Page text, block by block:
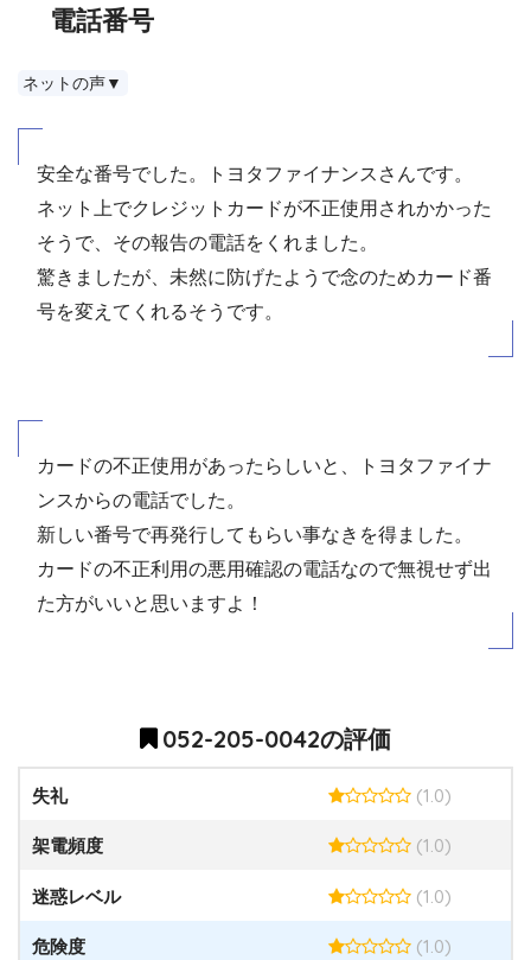
電話番号
ネットの声▼
安全な番号でした。トヨタファイナンスさんです。
ネット上でクレジットカードが不正使用されかかった
そうで、その報告の電話をくれました。
驚きましたが、未然に防げたようで念のためカード番
号を変えてくれるそうです。
カードの不正使用があったらしいと、トヨタファイナ
ンスからの電話でした。
新しい番号で再発行してもらい事なきを得ました。
カードの不正利用の悪用確認の電話なので無視せず出
た方がいいと思いますよ！
052-205-0042の評価
失礼 (1.0)
架電頻度 (1.0)
迷惑レベル (1.0)
危険度 (1.0)